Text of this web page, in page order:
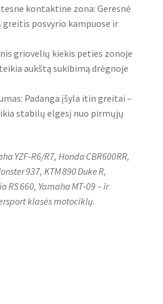
kontaktine zona: Geresnė
posvyrio kampuose ir
griovelių kiekis peties zonoje
aukštą sukibimą drėgnoje
Padanga įšyla itin greitai –
stabilų elgesį nuo pirmųjų
YZF‑R6/R7, Honda CBR600RR,
937, KTM 890 Duke R,
RS 660, Yamaha MT‑09 – ir
klasės motociklų.